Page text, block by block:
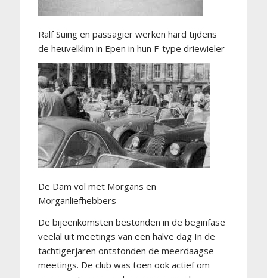
Ralf Suing en passagier werken hard tijdens
de heuvelklim in Epen in hun F-type driewieler
De Dam vol met Morgans en
Morganliefhebbers
De bijeenkomsten bestonden in de beginfase
veelal uit meetings van een halve dag In de
tachtigerjaren ontstonden de meerdaagse
meetings. De club was toen ook actief om